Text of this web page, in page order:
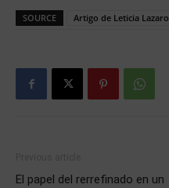
SOURCE Artigo de Leticia Lazaro
El papel del rerrefinado en un